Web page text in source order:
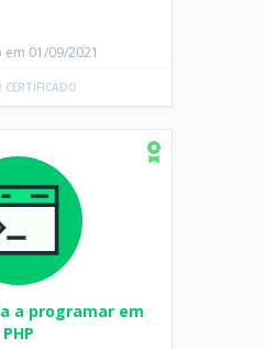
01/09/2021
CERTIFICADO
a programar em
PHP